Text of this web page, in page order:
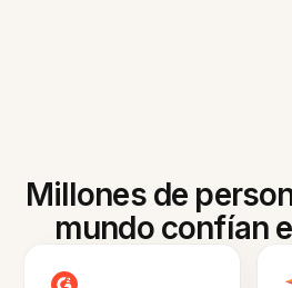
Millones de
mundo confían